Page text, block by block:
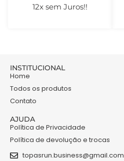
12x sem Juros!!
INSTITUCIONAL
Home
Todos os produtos
Contato
AJUDA
Política de Privacidade
Política de devolução e trocas
topasrun.business@gmail.com